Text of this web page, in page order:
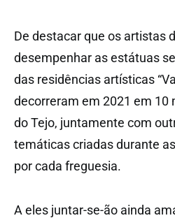
De destacar que os artistas
desempenhar as estátuas
das residências artísticas
decorreram em 2021 em 10
do Tejo, juntamente com
temáticas criadas durante
por cada freguesia.
A eles juntar-se-ão ainda